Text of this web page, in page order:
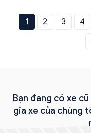
1 2 3 4
Bạn đang có xe
gia xe của chúng